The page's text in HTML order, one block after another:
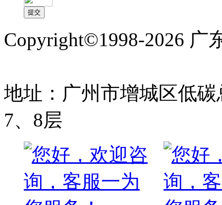
Copyright©1998-2026 广
地址：广州市增城区低
7、8层